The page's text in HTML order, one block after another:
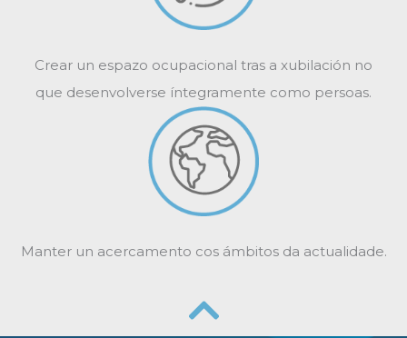
Crear un espazo ocupacional tras a xubilación no
que desenvolverse íntegramente como persoas.
Manter un acercamento cos ámbitos da actualidade.